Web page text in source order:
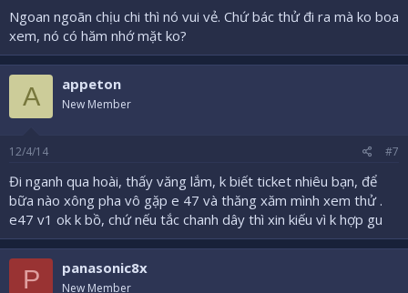
Ngoan ngoãn chịu chi thì nó vui vẻ. Chứ bác thử đi ra mà ko boa
xem, nó có hăm nhớ mặt ko?
A appeton
New Member
12/4/14 #7
Đi nganh qua hoài, thấy văng lắm, k biết ticket nhiêu bạn, để
bữa nào xông pha vô gặp e 47 và thăng xăm mình xem thử .
e47 v1 ok k bồ, chứ nếu tắc chanh dây thì xin kiếu vì k hợp gu
P panasonic8x
New Member